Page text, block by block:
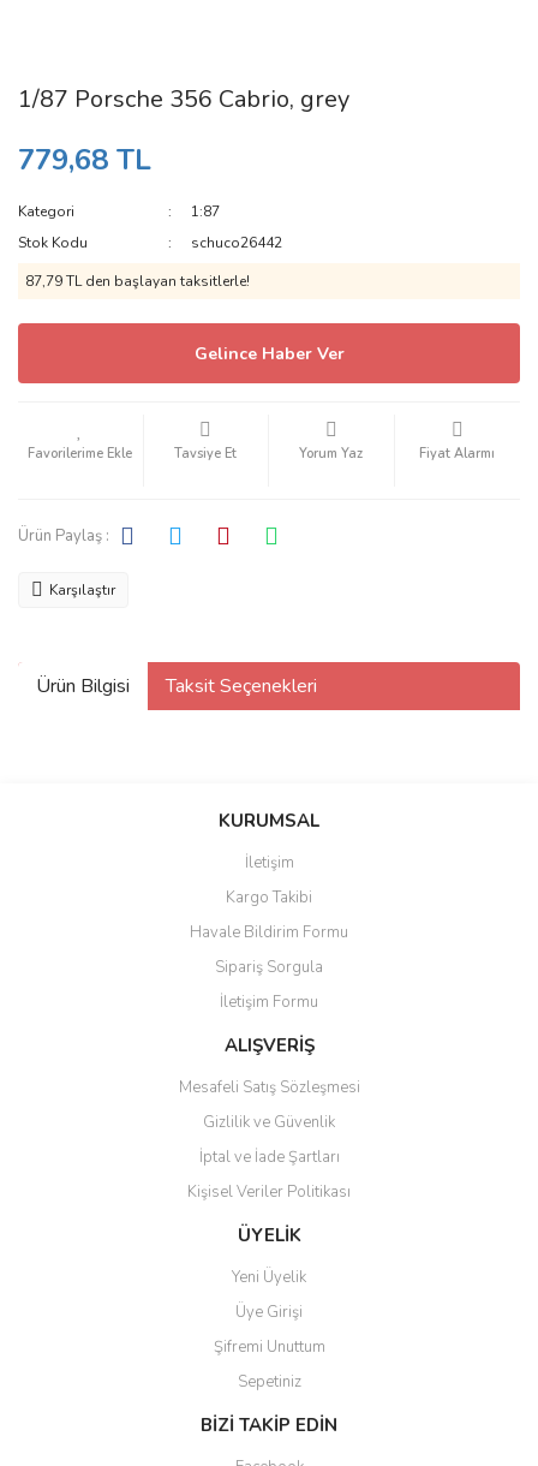
1/87 Porsche 356 Cabrio, grey
779,68 TL
Kategori
1:87
Stok Kodu
schuco26442
87,79 TL den başlayan taksitlerle!
Gelince Haber Ver
Tavsiye Et Yorum Yaz Fiyat Alarmı
Ürün Paylaş :
Karşılaştır
Ürün Bilgisi Taksit Seçenekleri
KURUMSAL
İletişim
Kargo Takibi
Havale Bildirim Formu
Sipariş Sorgula
İletişim Formu
ALIŞVERİŞ
Mesafeli Satış Sözleşmesi
Gizlilik ve Güvenlik
İptal ve İade Şartları
Kişisel Veriler Politikası
ÜYELİK
Yeni Üyelik
Üye Girişi
Şifremi Unuttum
Sepetiniz
BİZİ TAKİP EDİN